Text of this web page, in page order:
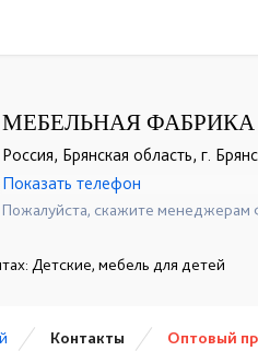
МЕБЕЛЬНАЯ
Россия, Брянская область, г.
☎+7 (4832) 32-42-52
Показать телефон
Пожалуйста, скажите менеджерам
Детские, мебель для детей
Контакты Оптовый